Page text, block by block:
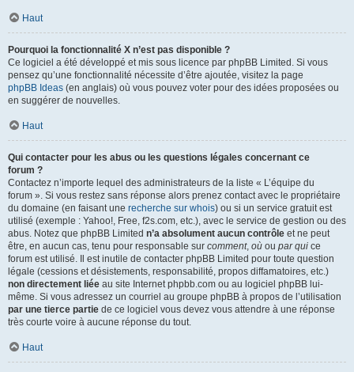
Haut
Pourquoi la fonctionnalité X n’est pas disponible ?
Ce logiciel a été développé et mis sous licence par phpBB Limited. Si vous
pensez qu’une fonctionnalité nécessite d’être ajoutée, visitez la page
phpBB Ideas (en anglais) où vous pouvez voter pour des idées proposées ou
en suggérer de nouvelles.
Haut
Qui contacter pour les abus ou les questions légales concernant ce
forum ?
Contactez n’importe lequel des administrateurs de la liste « L’équipe du
forum ». Si vous restez sans réponse alors prenez contact avec le propriétaire
du domaine (en faisant une recherche sur whois) ou si un service gratuit est
utilisé (exemple : Yahoo!, Free, f2s.com, etc.), avec le service de gestion ou des
abus. Notez que phpBB Limited n’a absolument aucun contrôle et ne peut
être, en aucun cas, tenu pour responsable sur comment, où ou par qui ce
forum est utilisé. Il est inutile de contacter phpBB Limited pour toute question
légale (cessions et désistements, responsabilité, propos diffamatoires, etc.)
non directement liée au site Internet phpbb.com ou au logiciel phpBB lui-
même. Si vous adressez un courriel au groupe phpBB à propos de l’utilisation
par une tierce partie de ce logiciel vous devez vous attendre à une réponse
très courte voire à aucune réponse du tout.
Haut